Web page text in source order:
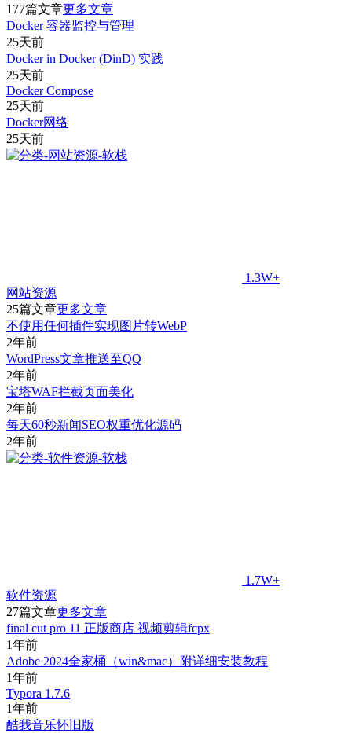
177篇文章更多文章
Docker 容器监控与管理
25天前
Docker in Docker (DinD) 实践
25天前
Docker Compose
25天前
Docker网络
25天前
1.3W+
网站资源
25篇文章更多文章
不使用任何插件实现图片转WebP
2年前
WordPress文章推送至QQ
2年前
宝塔WAF拦截页面美化
2年前
每天60秒新闻SEO权重优化源码
2年前
1.7W+
软件资源
27篇文章更多文章
final cut pro 11 正版商店 视频剪辑fcpx
1年前
Adobe 2024全家桶（win&mac）附详细安装教程
1年前
Typora 1.7.6
1年前
酷我音乐怀旧版